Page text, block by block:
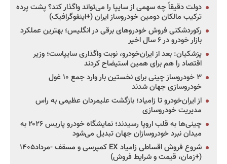
دولت دقیقاً چه سهمی از سایپا را می‌تواند واگذار کند؟ پشت پرده
ترکیب مالکان دومین خودروساز ایران (+اینفوگرافیک)
رکوردشکنی فروش خودروهای برقی در انگلیس؛ بهترین عملکرد
بازار خودرو در ۶ سال اخیر
پزشکیان: بعد از ایران‌خودرو، نوبت واگذاری سایپاست؛ وزیر
اقتصاد را هم برای همین استیضاح کردند
۳ خودروساز چینی برای نخستین بار وارد جمع ۱۰ غول
خودروسازی جهان شدند
از ایران‌خودرو تا زامیاد؛ بازگشت علیمردان عظیمی به راس
مدیریت خودروسازی
چینی‌ها به قلب اروپا رسیدند؛ نمایشگاه خودرو پاریس ۲۰۲۶ به
میدان نبرد خودروسازان جهان تبدیل می‌شود
شروع فروش اقساطی زامیاد EX کمپرسی و مسقف -مرداد۱۴۰۵
(+زمان، قیمت و شرایط فروش)